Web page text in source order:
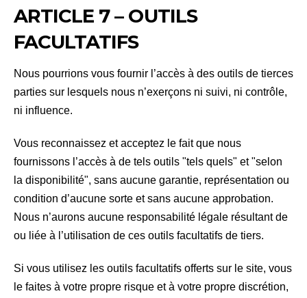
ARTICLE 7 – OUTILS
FACULTATIFS
Nous pourrions vous fournir l’accès à des outils de tierces
parties sur lesquels nous n’exerçons ni suivi, ni contrôle,
ni influence.
Vous reconnaissez et acceptez le fait que nous
fournissons l’accès à de tels outils "tels quels" et "selon
la disponibilité", sans aucune garantie, représentation ou
condition d’aucune sorte et sans aucune approbation.
Nous n’aurons aucune responsabilité légale résultant de
ou liée à l’utilisation de ces outils facultatifs de tiers.
Si vous utilisez les outils facultatifs offerts sur le site, vous
le faites à votre propre risque et à votre propre discrétion,